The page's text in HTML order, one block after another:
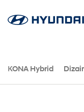
KONA Hybrid